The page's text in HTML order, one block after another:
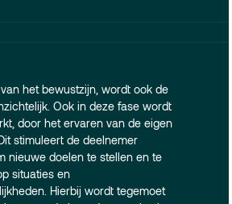
het bewustzijn, wordt ook de
Ook in deze fase wordt
door het ervaren van de eigen
stimuleert de deelnemer
nieuwe doelen te stellen en te
situaties en
Hierbij wordt tegemoet